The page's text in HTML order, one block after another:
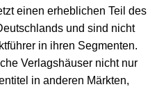
einen erheblichen Teil des
und sind nicht
in ihren Segmenten.
Verlagshäuser nicht nur
in anderen Märkten,